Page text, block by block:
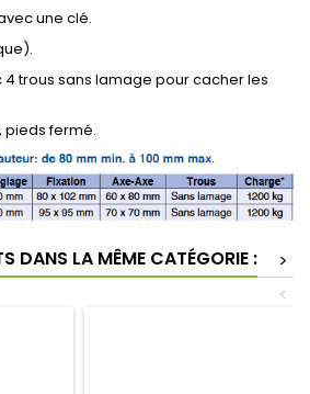
une clé.
trous sans lamage pour cacher les
pieds fermé.
DANS LA MÊME CATÉGORIE :
>
<